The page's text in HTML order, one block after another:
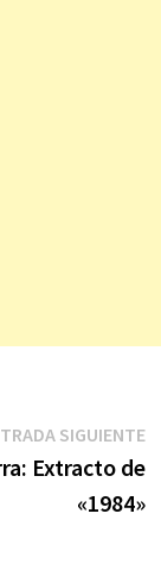
SIGUIENTE
Extracto de
«1984»